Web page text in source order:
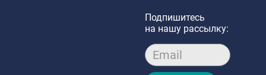
Подпишитесь
на нашу рассылку:
Email